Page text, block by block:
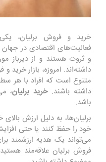
خرید و فروش برلیان،
فعالیت‌های اقتصادی در جهان
و ثروت هستند و از دیرباز
داشته‌اند. امروزه، بازار خرید
متنوع است که افراد با هر
داشته باشند.خرید برلیان،
باشد.
برلیان‌ها، به دلیل ارزش
خود را حفظ کنند یا حتی
می‌تواند یک هدیه ارزشمند
فروش برلیان علاقه‌مند